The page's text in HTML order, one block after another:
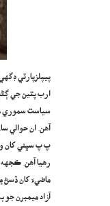
پيپلزپارٽي
ارب پتين جي
سياست سموري
آهن. ان حوالي
پ پ سڀني کان
رهيا آهن.
ماضيءَ کان ڏسڻ
آزاد ميمبرن